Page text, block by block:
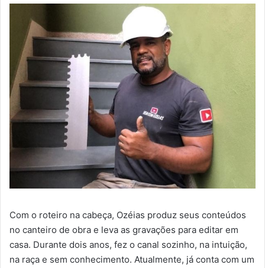
Com o roteiro na cabeça, Ozéias produz seus conteúdos
no canteiro de obra e leva as gravações para editar em
casa. Durante dois anos, fez o canal sozinho, na intuição,
na raça e sem conhecimento. Atualmente, já conta com um